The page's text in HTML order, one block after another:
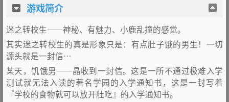
游戏简介
迷之转校生——神秘、有魅力、小鹿乱撞的感觉。
其实迷之转校生的真是形象只是：有点肚子饿的男生！一切
源头就是一封信…
某天，饥饿男——晶收到一封信。这是一所不通过极难入学
测试就无法入读的著名学园的入学通知书，这是一封写着
『学校的食物就可以放开肚吃』的入学通知书。